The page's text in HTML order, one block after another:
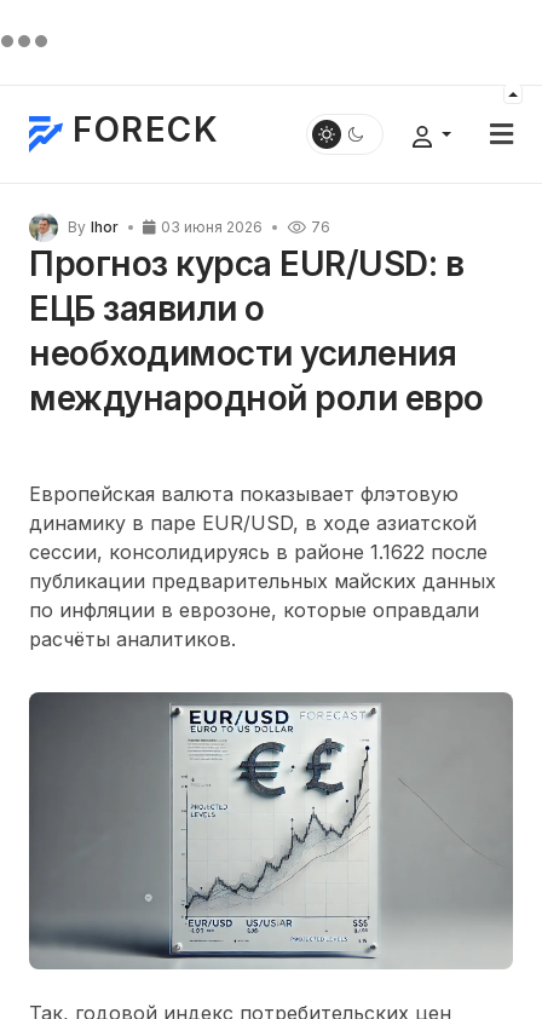
FORECK
By Ihor 03 июня 2026 76
Прогноз курса EUR/USD: в
ЕЦБ заявили о
необходимости усиления
международной роли евро
Европейская валюта показывает флэтовую
динамику в паре EUR/USD, в ходе азиатской
сессии, консолидируясь в районе 1.1622 после
публикации предварительных майских данных
по инфляции в еврозоне, которые оправдали
расчёты аналитиков.
Так, годовой индекс потребительских цен